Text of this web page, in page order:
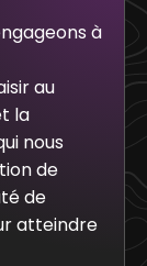
à
au
la
nous
de
de
atteindre